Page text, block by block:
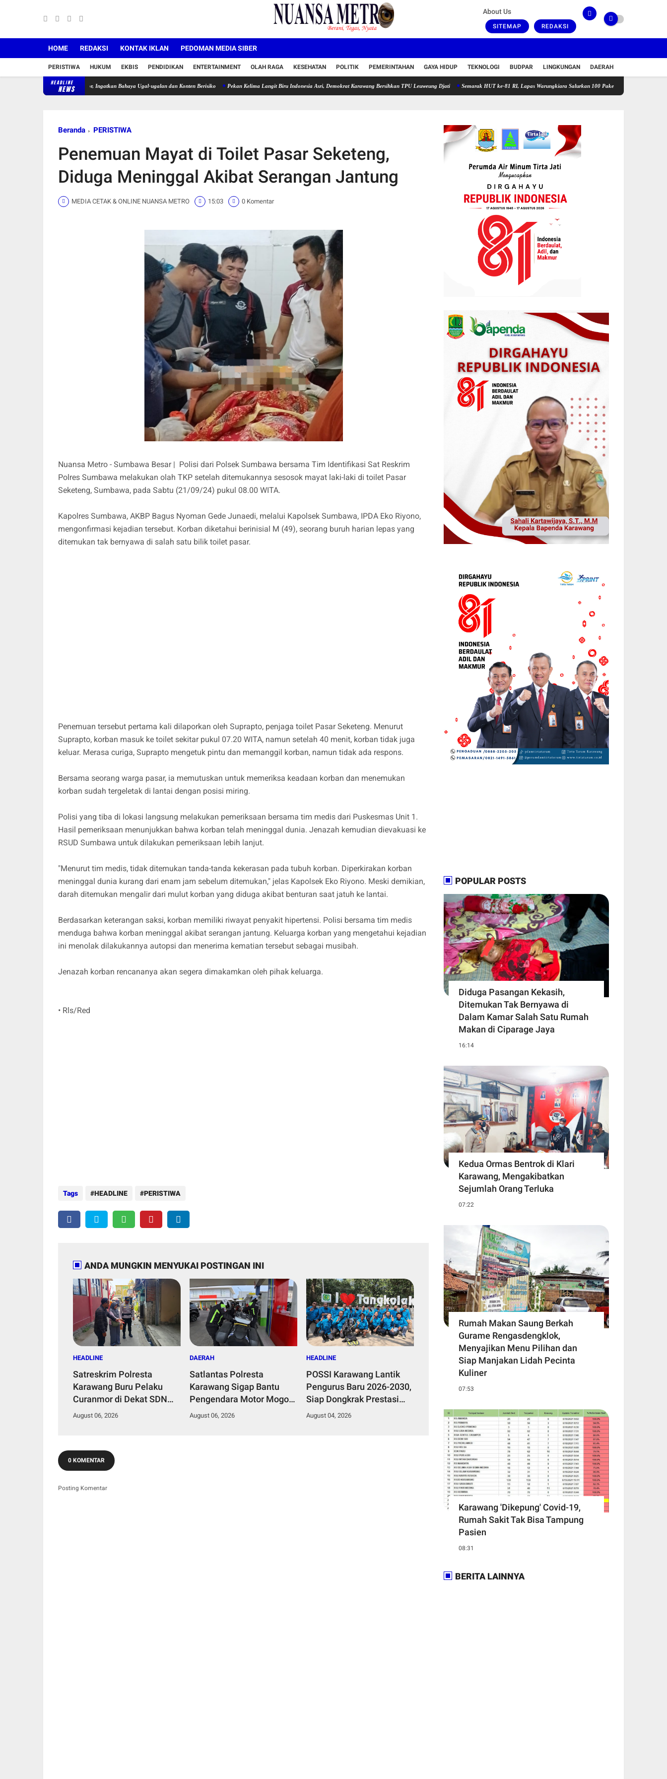
About Us
SITEMAP REDAKSI
HOME REDAKSI KONTAK IKLAN PEDOMAN MEDIA SIBER
PERISTIWA HUKUM EKBIS PENDIDIKAN ENTERTAINMENT OLAH RAGA KESEHATAN POLITIK PEMERINTAHAN GAYA HIDUP TEKNOLOGI BUDPAR LINGKUNGAN DAERAH
HEADLINE
NEWS
Tegur Pengendara Motor, Ingatkan Bahaya Ugal-ugalan dan Konten Berisiko Pekan Kelima Langit Biru Indonesia Asri, Demokrat Karawang Bersihkan TPU Leuweung Djati Semarak HUT ke-81 RI, Lapas Warungkiara Salurkan 100 Paket Bansos dan Gelar Cek Kesehatan
Beranda PERISTIWA
Penemuan Mayat di Toilet Pasar Seketeng,
Diduga Meninggal Akibat Serangan Jantung
MEDIA CETAK & ONLINE NUANSA METRO 15:03 0 Komentar
Nuansa Metro - Sumbawa Besar | Polisi dari Polsek Sumbawa bersama Tim Identifikasi Sat Reskrim
Polres Sumbawa melakukan olah TKP setelah ditemukannya sesosok mayat laki-laki di toilet Pasar
Seketeng, Sumbawa, pada Sabtu (21/09/24) pukul 08.00 WITA.
Kapolres Sumbawa, AKBP Bagus Nyoman Gede Junaedi, melalui Kapolsek Sumbawa, IPDA Eko Riyono,
mengonfirmasi kejadian tersebut. Korban diketahui berinisial M (49), seorang buruh harian lepas yang
ditemukan tak bernyawa di salah satu bilik toilet pasar.
Penemuan tersebut pertama kali dilaporkan oleh Suprapto, penjaga toilet Pasar Seketeng. Menurut
Suprapto, korban masuk ke toilet sekitar pukul 07.20 WITA, namun setelah 40 menit, korban tidak juga
keluar. Merasa curiga, Suprapto mengetuk pintu dan memanggil korban, namun tidak ada respons.
Bersama seorang warga pasar, ia memutuskan untuk memeriksa keadaan korban dan menemukan
korban sudah tergeletak di lantai dengan posisi miring.
Polisi yang tiba di lokasi langsung melakukan pemeriksaan bersama tim medis dari Puskesmas Unit 1.
Hasil pemeriksaan menunjukkan bahwa korban telah meninggal dunia. Jenazah kemudian dievakuasi ke
RSUD Sumbawa untuk dilakukan pemeriksaan lebih lanjut.
"Menurut tim medis, tidak ditemukan tanda-tanda kekerasan pada tubuh korban. Diperkirakan korban
meninggal dunia kurang dari enam jam sebelum ditemukan," jelas Kapolsek Eko Riyono. Meski demikian,
darah ditemukan mengalir dari mulut korban yang diduga akibat benturan saat jatuh ke lantai.
Berdasarkan keterangan saksi, korban memiliki riwayat penyakit hipertensi. Polisi bersama tim medis
menduga bahwa korban meninggal akibat serangan jantung. Keluarga korban yang mengetahui kejadian
ini menolak dilakukannya autopsi dan menerima kematian tersebut sebagai musibah.
Jenazah korban rencananya akan segera dimakamkan oleh pihak keluarga.
• Rls/Red
Tags HEADLINE PERISTIWA
ANDA MUNGKIN MENYUKAI POSTINGAN INI
HEADLINE
Satreskrim Polresta
Karawang Buru Pelaku
Curanmor di Dekat SDN
Palumbonsari I, Korban
August 06, 2026
DAERAH
Satlantas Polresta
Karawang Sigap Bantu
Pengendara Motor Mogok,
Polisi Humanis Tuai
August 06, 2026
HEADLINE
POSSI Karawang Lantik
Pengurus Baru 2026-2030,
Siap Dongkrak Prestasi
dan Kawal Kelestarian
August 04, 2026
0 KOMENTAR
Posting Komentar
POPULAR POSTS
Diduga Pasangan Kekasih,
Ditemukan Tak Bernyawa di
Dalam Kamar Salah Satu Rumah
Makan di Ciparage Jaya
16:14
Kedua Ormas Bentrok di Klari
Karawang, Mengakibatkan
Sejumlah Orang Terluka
07:22
Rumah Makan Saung Berkah
Gurame Rengasdengklok,
Menyajikan Menu Pilihan dan
Siap Manjakan Lidah Pecinta
Kuliner
07:53
Karawang 'Dikepung' Covid-19,
Rumah Sakit Tak Bisa Tampung
Pasien
08:31
BERITA LAINNYA